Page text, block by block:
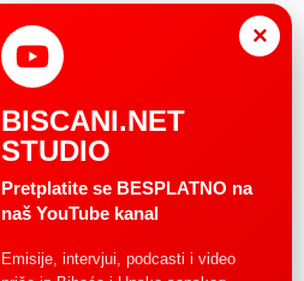
×
BISCANI.NET
STUDIO
Pretplatite se BESPLATNO na
naš YouTube kanal
Emisije, intervjui, podcasti i video